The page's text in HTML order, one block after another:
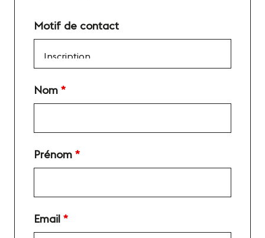
Motif de contact
Nom *
Prénom *
Email *